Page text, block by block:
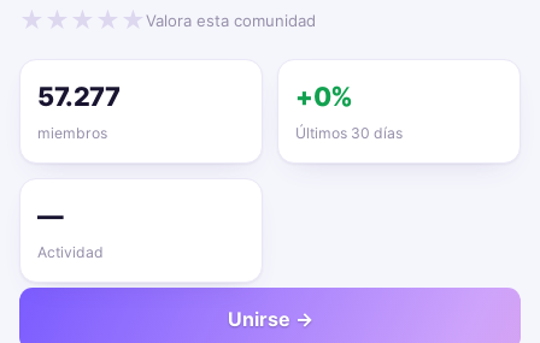
★ ★ ★ ★ ★Valora esta comunidad
57.277
miembros
+0%
Últimos 30 días
—
Actividad
Unirse →